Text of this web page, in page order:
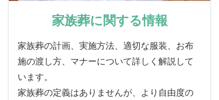
家族葬に関する情報
家族葬の計画、実施方法、適切な服装、お布
施の渡し方、マナーについて詳しく解説して
います。
家族葬の定義はありませんが、より自由度の